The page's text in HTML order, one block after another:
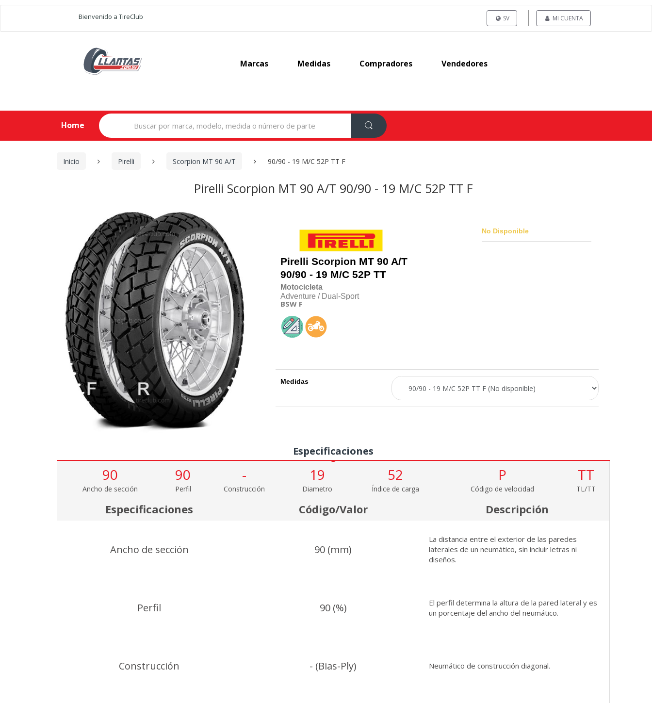
Bienvenido a TireClub SV MI CUENTA
Marcas Medidas Compradores Vendedores
Home
Search
for:
Inicio Pirelli Scorpion MT 90 A/T 90/90 - 19 M/C 52P TT F
Pirelli Scorpion MT 90 A/T 90/90 - 19 M/C 52P TT F
Pirelli Scorpion MT 90 A/T
90/90 - 19 M/C 52P TT
Motocicleta
Adventure / Dual-Sport
BSW F
No Disponible
Medidas
Especificaciones
90
Ancho de sección
90
Perfil
-
Construcción
19
Diametro
52
Índice de carga
P
Código de velocidad
TT
TL/TT
Especificaciones Código/Valor Descripción
Ancho de sección 90 (mm)
La distancia entre el exterior de las paredes
laterales de un neumático, sin incluir letras ni
diseños.
Perfil 90 (%)
El perfil determina la altura de la pared lateral y es
un porcentaje del ancho del neumático.
Construcción - (Bias-Ply) Neumático de construcción diagonal.